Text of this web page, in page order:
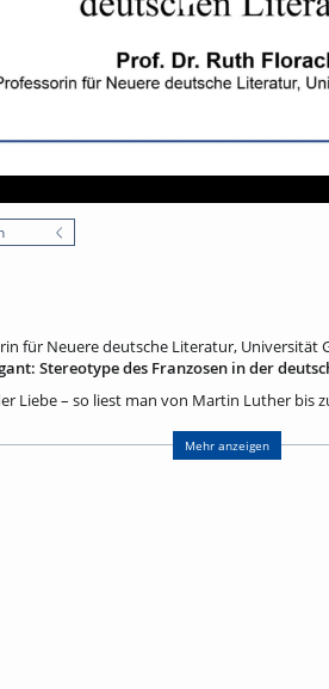
für Neuere deutsche Literatur, Universität
Stereotype des Franzosen in der
Liebe – so liest man von Martin Luther bis
Zudem gibt es nicht nur
der Literatur zeigt, woher solche
Mehr anzeigen